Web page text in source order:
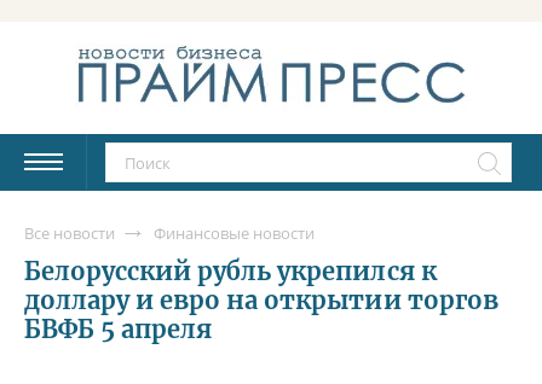
Все новости Финансовые новости
Белорусский рубль укрепился к
доллару и евро на открытии торгов
БВФБ 5 апреля